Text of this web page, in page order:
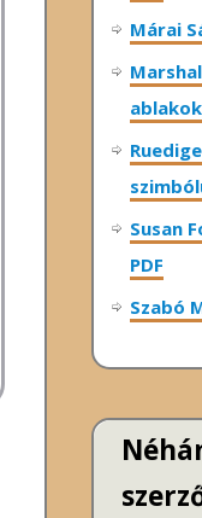
Márai
Susan
PDF
Szabó